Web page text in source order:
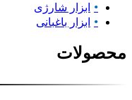
ابزار شارژی
ابزار باغبانی
محصولات